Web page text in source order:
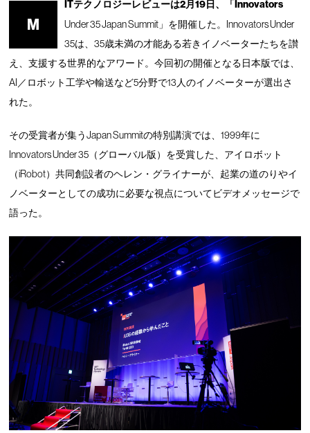
M
ITテクノロジーレビューは2月19日、「Innovators
Under 35 Japan Summit」を開催した。Innovators Under
35は、35歳未満の才能ある若きイノベーターたちを讃
え、支援する世界的なアワード。今回初の開催となる日本版では、
AI／ロボット工学や輸送など5分野で13人のイノベーターが選出さ
れた。
その受賞者が集うJapan Summitの特別講演では、1999年に
Innovators Under 35（グローバル版）を受賞した、アイロボット
（iRobot）共同創設者のヘレン・グライナーが、起業の道のりやイ
ノベーターとしての成功に必要な視点についてビデオメッセージで
語った。